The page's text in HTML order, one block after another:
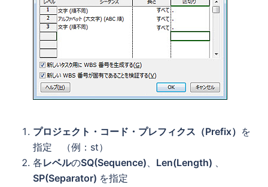
プロジェクト・コード・プレフィクス（Prefix） を
指定 （例：st）
各レベルのSQ(Sequence)、 Len(Length) 、
SP(Separator) を指定